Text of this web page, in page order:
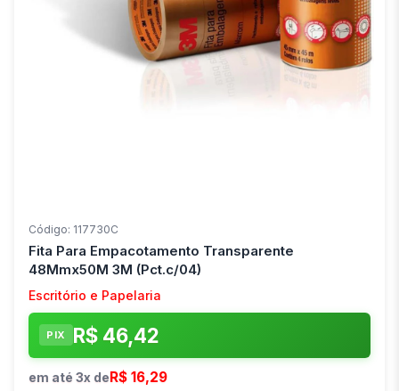
Código: 117730C
Fita Para Empacotamento Transparente
48Mmx50M 3M (Pct.c/04)
Escritório e Papelaria
PIX R$ 46,42
em até 3x deR$ 16,29